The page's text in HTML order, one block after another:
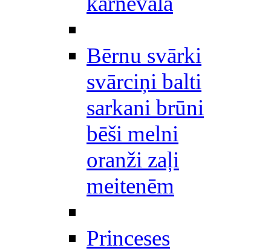
Bērnu svārki
svārciņi balti
sarkani brūni
bēši melni
oranži zaļi
meitenēm
Princeses